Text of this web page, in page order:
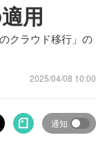
用
クラウド移行」の
2025/04/08 10:00
通知